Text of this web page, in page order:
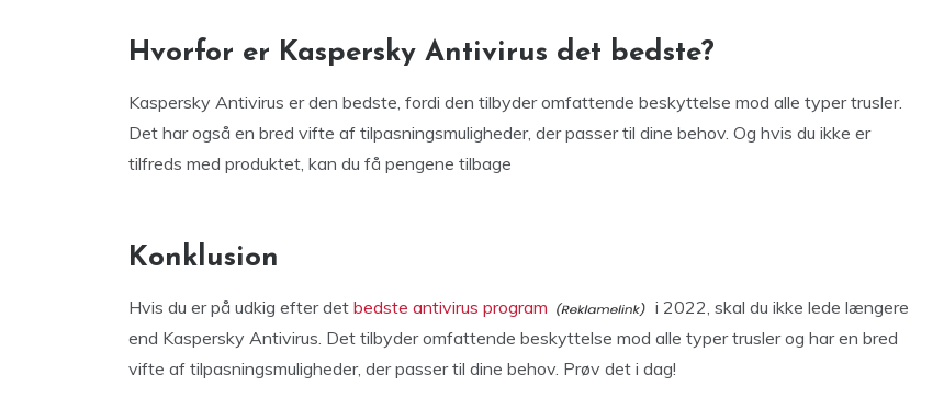
Hvorfor er Kaspersky Antivirus det bedste?
Kaspersky Antivirus er den bedste, fordi den tilbyder omfattende beskyttelse mod alle typer trusler.
Det har også en bred vifte af tilpasningsmuligheder, der passer til dine behov. Og hvis du ikke er
tilfreds med produktet, kan du få pengene tilbage
Konklusion
Hvis du er på udkig efter det bedste antivirus program
i 2022, skal du ikke lede længere
end Kaspersky Antivirus. Det tilbyder omfattende beskyttelse mod alle typer trusler og har en bred
vifte af tilpasningsmuligheder, der passer til dine behov. Prøv det i dag!